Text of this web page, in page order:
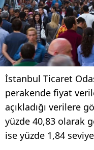
İstanbul Ticaret
perakende fiyat
açıkladığı verilere
yüzde 40,83 olarak
ise yüzde 1,84